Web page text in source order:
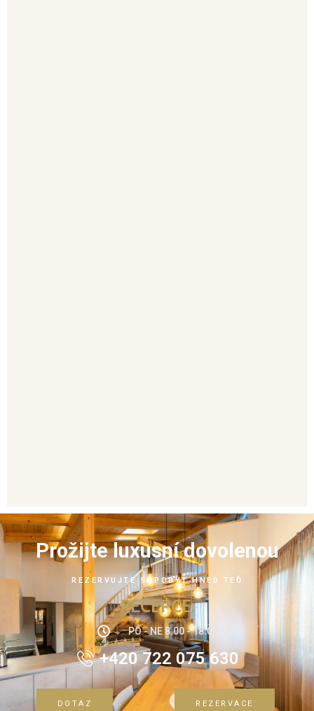
Prožijte luxusní dovolenou
REZERVUJTE SI POBYT HNED TEĎ
RECEPCE:
PO - NE 8:00 - 18:00
+420 722 075 630
DOTAZ REZERVACE